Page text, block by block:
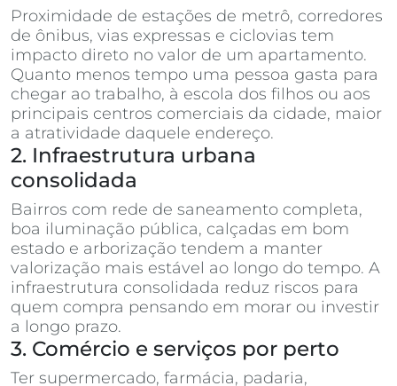
Proximidade de estações de metrô, corredores
de ônibus, vias expressas e ciclovias tem
impacto direto no valor de um apartamento.
Quanto menos tempo uma pessoa gasta para
chegar ao trabalho, à escola dos filhos ou aos
principais centros comerciais da cidade, maior
a atratividade daquele endereço.
2. Infraestrutura urbana
consolidada
Bairros com rede de saneamento completa,
boa iluminação pública, calçadas em bom
estado e arborização tendem a manter
valorização mais estável ao longo do tempo. A
infraestrutura consolidada reduz riscos para
quem compra pensando em morar ou investir
a longo prazo.
3. Comércio e serviços por perto
Ter supermercado, farmácia, padaria,